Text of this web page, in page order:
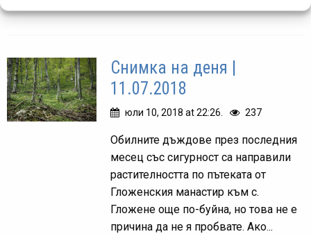
Снимка на деня |
11.07.2018
юли 10, 2018 at 22:26. 237
Обилните дъждове през последния
месец със сигурност са направили
растителността по пътеката от
Гложенския манастир към с.
Гложене още по-буйна, но това не е
причина да не я пробвате. Ако...